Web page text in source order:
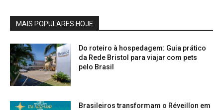
MAIS POPULARES HOJE
Do roteiro à hospedagem: Guia prático
da Rede Bristol para viajar com pets
pelo Brasil
Brasileiros transformam o Réveillon em